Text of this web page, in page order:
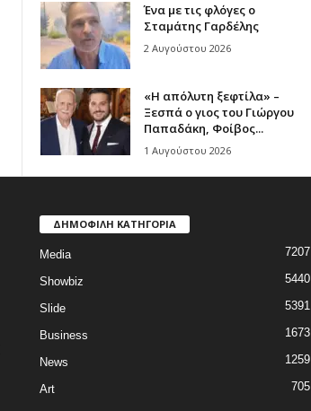
Ένα με τις φλόγες ο
Σταμάτης Γαρδέλης
2 Αυγούστου 2026
«Η απόλυτη ξεφτίλα» –
Ξεσπά ο γιος του Γιώργου
Παπαδάκη, Φοίβος...
1 Αυγούστου 2026
ΔΗΜΟΦΙΛΗ ΚΑΤΗΓΟΡΙΑ
Media 7207
Showbiz 5440
Slide 5391
Business 1673
News 1259
Art 705